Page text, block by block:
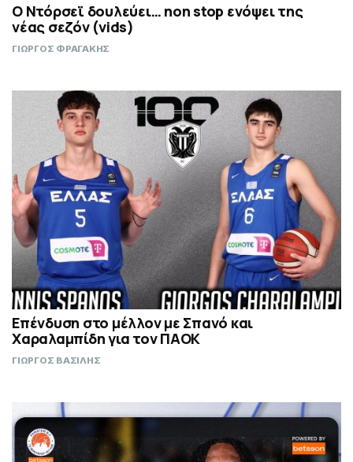
Ο Ντόρσεϊ δουλεύει… non stop ενόψει της
νέας σεζόν (vids)
ΓΙΩΡΓΟΣ ΦΡΑΓΑΚΗΣ
Επένδυση στο μέλλον με Σπανό και
Χαραλαμπίδη για τον ΠΑΟΚ
ΓΙΩΡΓΟΣ ΒΑΣΙΛΗΣ